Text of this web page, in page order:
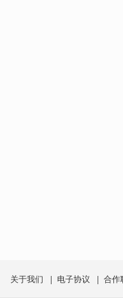
关于我们 | 电子协议 | 合作